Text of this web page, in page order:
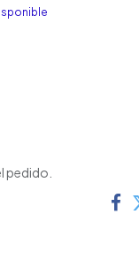
pedido.